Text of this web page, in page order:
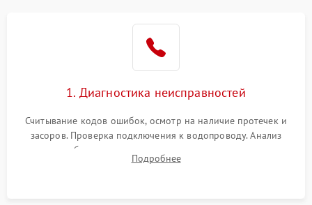
1. Диагностика неисправностей
Считывание кодов ошибок, осмотр на наличие протечек и
засоров. Проверка подключения к водопроводу. Анализ
жалоб на отсутствие слива, нагрева, вращения
разбрызгивателей или срабатывание системы защиты
Подробнее